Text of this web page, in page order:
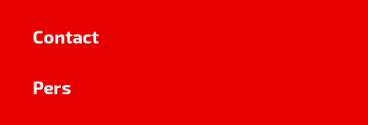
Contact
Pers